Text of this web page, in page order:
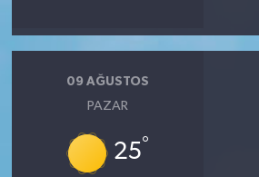
09 AĞUSTOS
PAZAR
25°
Çanakkale Müftülüğü
Çankırı Müftülüğü
Podcast
Bilim, Teknoloji